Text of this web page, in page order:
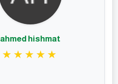
ahmed hishmat